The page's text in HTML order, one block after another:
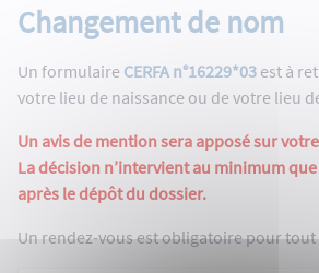
Changement de nom
Un formulaire CERFA n°16229*03 est à
votre lieu de naissance ou de votre lieu
Un avis de mention sera apposé sur
La décision n’intervient au minimum
après le dépôt du dossier.
Un rendez-vous est obligatoire pour tout